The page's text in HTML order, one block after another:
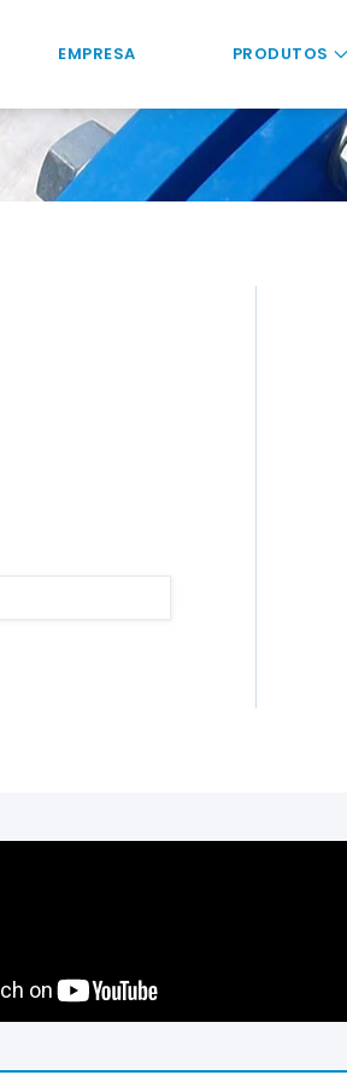
EMPRESA PRODUTOS